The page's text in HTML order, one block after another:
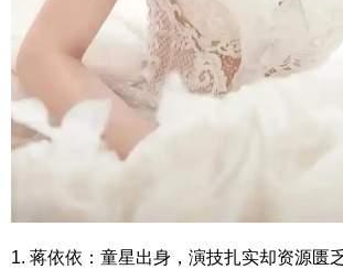
1. 蒋依依：童星出身，演技扎实却资源匮乏